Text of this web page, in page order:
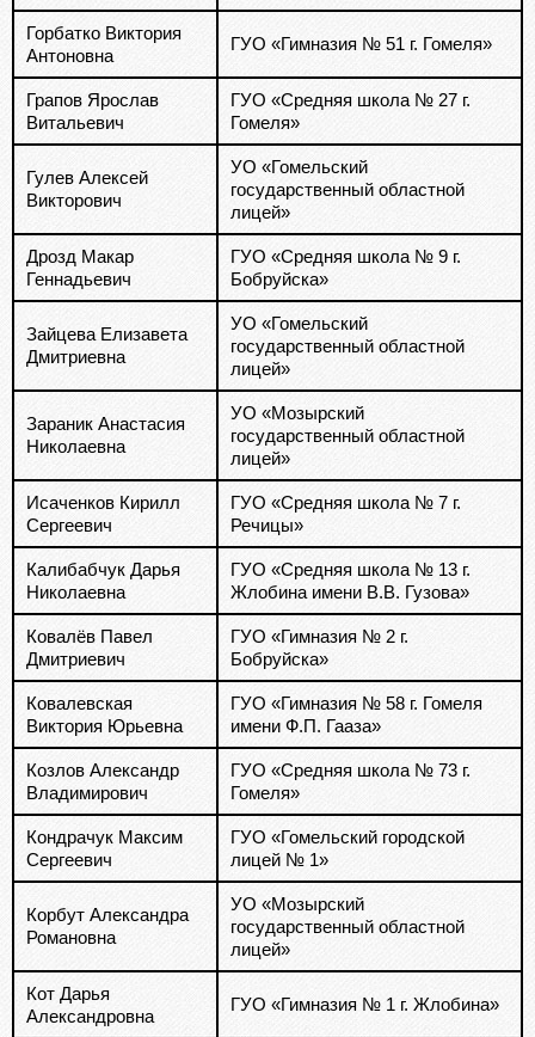
Горбатко Виктория
Антоновна
ГУО «Гимназия № 51 г. Гомеля»
Грапов Ярослав
Витальевич
ГУО «Средняя школа № 27 г.
Гомеля»
Гулев Алексей
Викторович
УО «Гомельский
государственный областной
лицей»
Дрозд Макар
Геннадьевич
ГУО «Средняя школа № 9 г.
Бобруйска»
Зайцева Елизавета
Дмитриевна
УО «Гомельский
государственный областной
лицей»
Зараник Анастасия
Николаевна
УО «Мозырский
государственный областной
лицей»
Исаченков Кирилл
Сергеевич
ГУО «Средняя школа № 7 г.
Речицы»
Калибабчук Дарья
Николаевна
ГУО «Средняя школа № 13 г.
Жлобина имени В.В. Гузова»
Ковалёв Павел
Дмитриевич
ГУО «Гимназия № 2 г.
Бобруйска»
Ковалевская
Виктория Юрьевна
ГУО «Гимназия № 58 г. Гомеля
имени Ф.П. Гааза»
Козлов Александр
Владимирович
ГУО «Средняя школа № 73 г.
Гомеля»
Кондрачук Максим
Сергеевич
ГУО «Гомельский городской
лицей № 1»
Корбут Александра
Романовна
УО «Мозырский
государственный областной
лицей»
Кот Дарья
Александровна
ГУО «Гимназия № 1 г. Жлобина»